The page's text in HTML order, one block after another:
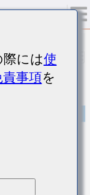
Qualified) 樹脂外部
際には使
事項を